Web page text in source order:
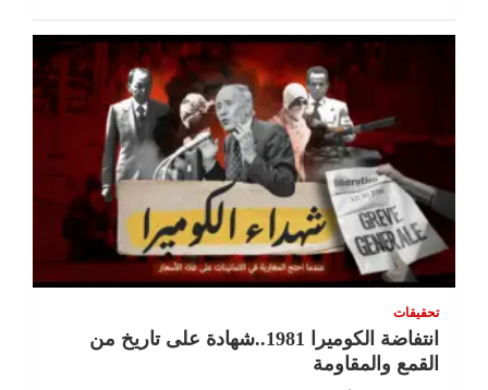
تحقيقات
انتفاضة الكوميرا 1981..شهادة على تاريخ من
القمع والمقاومة